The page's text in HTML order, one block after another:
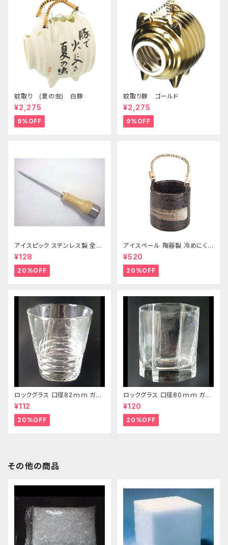
蚊取り (夏の虫) 白豚
¥2,275
9%OFF
蚊取り豚 ゴールド
¥2,275
9%OFF
アイスピック ステンレス製 全長
215ｍｍ
¥128
20%OFF
アイスペール 陶器製 冷めにくい
二重構造 860ml
¥520
20%OFF
ロックグラス 口径82ｍｍ ガラ
ス製 250cc
¥112
20%OFF
ロックグラス 口径80ｍｍ ガラ
ス製 220cc
¥120
20%OFF
その他の商品